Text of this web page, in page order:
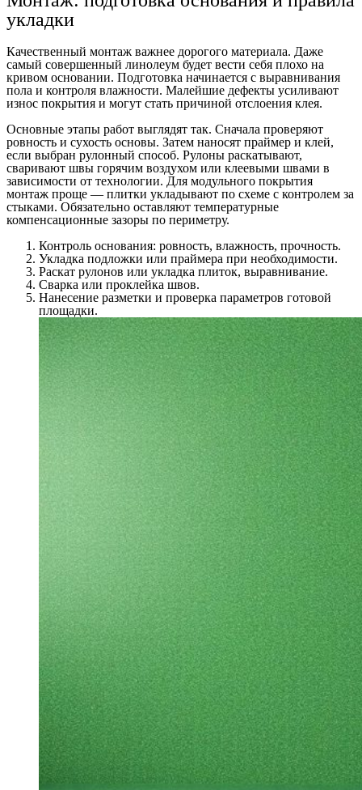
укладки
Качественный монтаж важнее дорогого материала. Даже
самый совершенный линолеум будет вести себя плохо на
кривом основании. Подготовка начинается с выравнивания
пола и контроля влажности. Малейшие дефекты усиливают
износ покрытия и могут стать причиной отслоения клея.
Основные этапы работ выглядят так. Сначала проверяют
ровность и сухость основы. Затем наносят праймер и клей,
если выбран рулонный способ. Рулоны раскатывают,
сваривают швы горячим воздухом или клеевыми швами в
зависимости от технологии. Для модульного покрытия
монтаж проще — плитки укладывают по схеме с контролем за
стыками. Обязательно оставляют температурные
компенсационные зазоры по периметру.
Контроль основания: ровность, влажность, прочность.
Укладка подложки или праймера при необходимости.
Раскат рулонов или укладка плиток, выравнивание.
Сварка или проклейка швов.
Нанесение разметки и проверка параметров готовой
площадки.